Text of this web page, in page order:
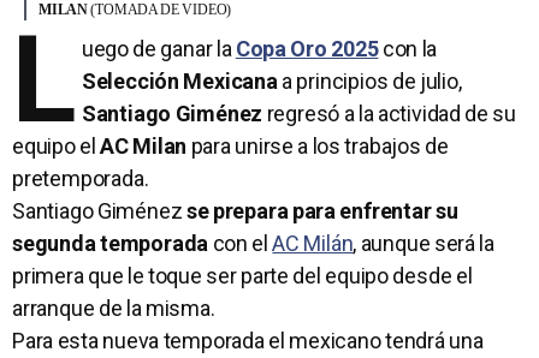
MILAN(TOMADA DE VIDEO)
L uego de ganar laCopa Oro 2025con la
Selección Mexicanaa principios de julio,
Santiago Giménez regresó a la actividad de su
equipo elAC Milan para unirse a los trabajos de
pretemporada.
Santiago Giménezse prepara para enfrentar su
segunda temporada con elAC Milán, aunque será la
primera que le toque ser parte del equipo desde el
arranque de la misma.
Para esta nueva temporada el mexicano tendrá una